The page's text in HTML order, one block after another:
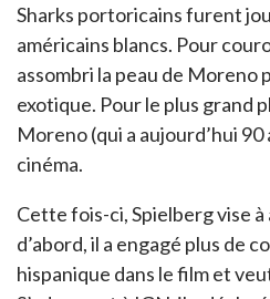
Sharks portoricains furent
américains blancs. Pour
assombri la peau de Moreno
exotique. Pour le plus grand
Moreno (qui a aujourd’hui
cinéma.
Cette fois-ci, Spielberg vise
d’abord, il a engagé plus de
hispanique dans le film et